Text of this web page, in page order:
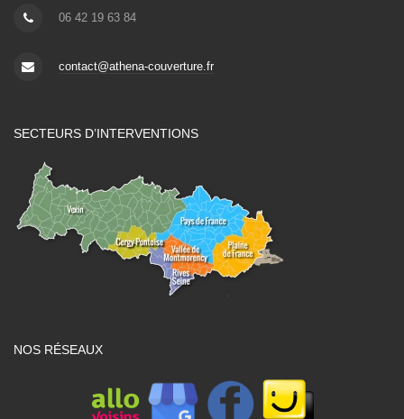
06 42 19 63 84
contact@athena-couverture.fr
SECTEURS D’INTERVENTIONS
NOS RÉSEAUX